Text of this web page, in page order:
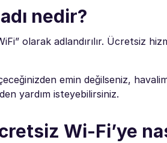
nedir?
olarak adlandırılır. Ücretsiz
emin değilseniz,
yardım isteyebilirsiniz.
Wi-Fi’ye